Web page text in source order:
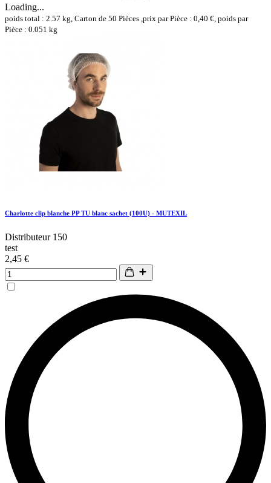
Loading...
poids total : 2.57 kg, Carton de 50 Pièces ,prix par Pièce : 0,40 €, poids par
Pièce : 0.051 kg
Charlotte clip blanche PP TU blanc sachet (100U) - MUTEXIL
Distributeur 150
test
2,45 €